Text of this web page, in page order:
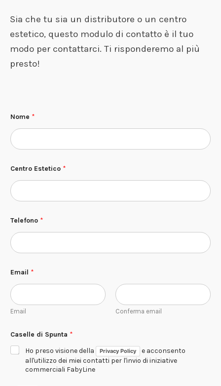
Sia che tu sia un distributore o un centro
estetico, questo modulo di contatto è il tuo
modo per contattarci. Ti risponderemo al più
presto!
Nome *
e
t
r
m
i
l
N
m
Centro Estetico *
Telefono *
Email *
Email Conferma email
Caselle di Spunta *
Ho preso visione della
Privacy Policy
e acconsento
all'utilizzo dei miei contatti per l'invio di iniziative
commerciali FabyLine